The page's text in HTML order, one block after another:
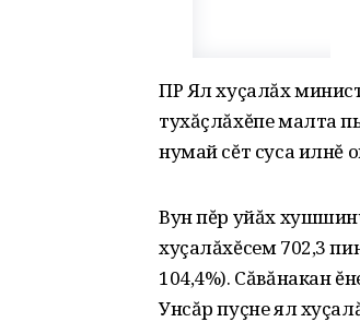
ПР Ял хуçалăх
тухăçлăхĕпе малта
нумай сĕт суса илнĕ
Вун пĕр уйăх
хуçалăхĕсем 702,3
104,4%). Сăвăнакан
Унсăр пуçне ял